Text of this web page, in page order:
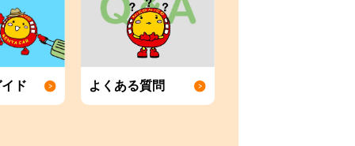
ド よくある質問